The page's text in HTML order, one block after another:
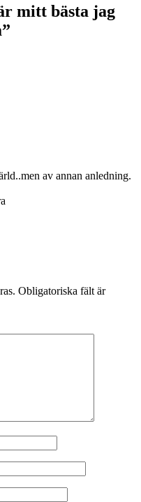
mitt bästa jag
”
av annan anledning.
Obligatoriska fält är